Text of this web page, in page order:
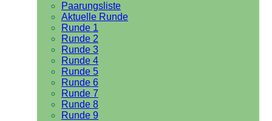
Paarungsliste
Aktuelle Runde
Runde 1
Runde 2
Runde 3
Runde 4
Runde 5
Runde 6
Runde 7
Runde 8
Runde 9